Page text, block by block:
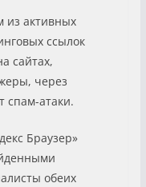
из активных
ссылок
сайтах,
через
спам-атаки.
Браузер»
обеих